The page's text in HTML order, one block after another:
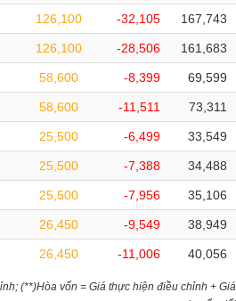
126,100 -32,105 167,743
126,100 -28,506 161,683
58,600 -8,399 69,599
58,600 -11,511 73,311
25,500 -6,499 33,549
25,500 -7,388 34,488
25,500 -7,956 35,106
26,450 -9,549 38,949
26,450 -11,006 40,056
(**)Hòa vốn = Giá thực hiện điều chỉnh +